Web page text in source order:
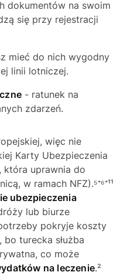
dokumentów na swoim
się przy rejestracji
mieć do nich wygodny
linii lotniczej.
- ratunek na
zdarzeń.
więc nie
Karty Ubezpieczenia
która uprawnia do
w ramach NFZ).⁵⁺⁶⁺¹¹
ubezpieczenia
lub biurze
pokryje koszty
turecka służba
co może
na leczenie.²